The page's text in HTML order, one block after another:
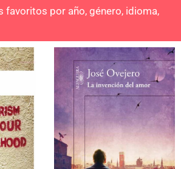
favoritos por año, género, idioma,